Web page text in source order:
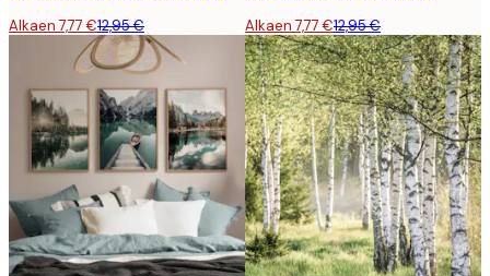
Alkaen 7,77 €12,95 € Alkaen 7,77 €12,95 €